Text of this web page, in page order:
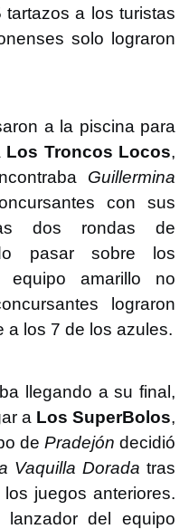
a los turistas
solo lograron
a la piscina para
Los Troncos Locos,
Guillermina
con sus
dos rondas de
pasar sobre los
amarillo no
lograron
a los 7 de los azules.
llegando a su final,
a Los SuperBolos,
de Pradejón decidió
Vaquilla Dorada tras
juegos anteriores.
del equipo